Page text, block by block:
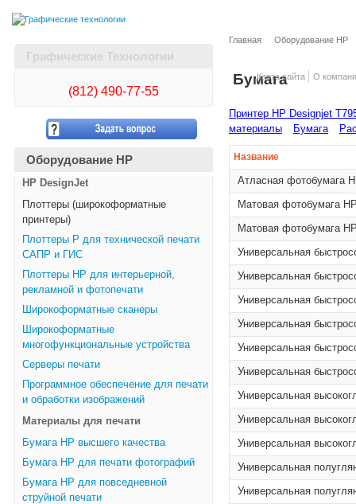
Карта сайта О
Графические Технологии
(812) 490-77-55
Оборудование HP
HP DesignJet
Плоттеры (широкоформатные
принтеры)
Плоттеры Р для технической печати
САПР и ГИС
Плоттеры НР для интерьерной,
рекламной и фотопечати
Широкоформатные сканеры
Широкоформатные
многофункциональные устройства
Серверы печати
Программное обеспечение для печати
и обработки изображений
Материалы для печати
Бумага HP высшего качества
Бумага HP для печати фотографий
Бумага HP для повседневной
струйной печати
Главная Оборудование HP
Бумага
Принтер HP Designjet
материалы
Бумага
Название
Атласная фотобумага
Матовая фотобумага
Матовая фотобумага
Универсальная
Универсальная
Универсальная
Универсальная
Универсальная
Универсальная
Универсальная
Универсальная
Универсальная
Универсальная
Универсальная